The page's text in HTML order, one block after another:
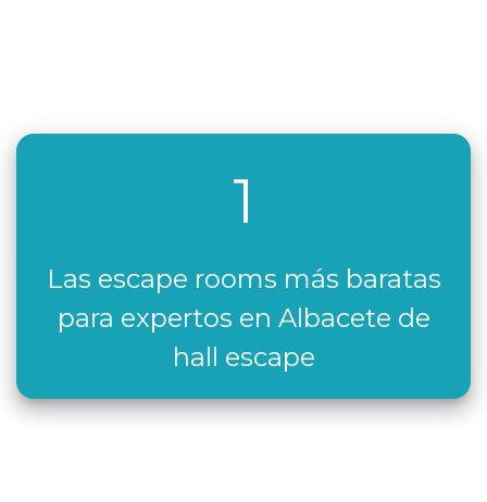
1
Las escape rooms más baratas
para expertos en Albacete de
hall escape